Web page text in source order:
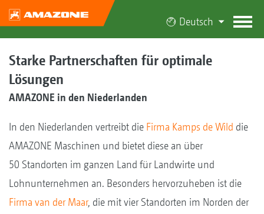
Deutsch
Starke Partnerschaften für optimale
Lösungen
AMAZONE in den Niederlanden
In den Niederlanden vertreibt die Firma Kamps de Wild die
AMAZONE Maschinen und bietet diese an über
50 Standorten im ganzen Land für Landwirte und
Lohnunternehmen an. Besonders hervorzuheben ist die
Firma van der Maar, die mit vier Standorten im Norden der